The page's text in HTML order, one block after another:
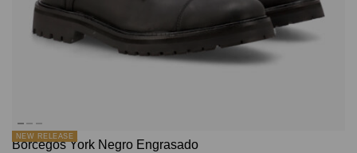
NEW RELEASE
Borcegos York Negro Engrasado